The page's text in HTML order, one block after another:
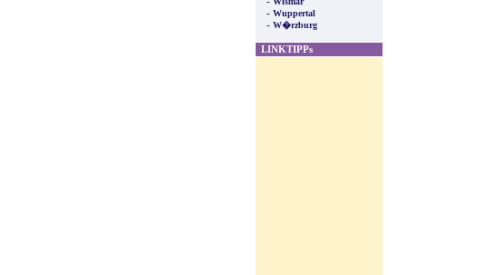
- Wuppertal
- W�rzburg
LINKTIPPs